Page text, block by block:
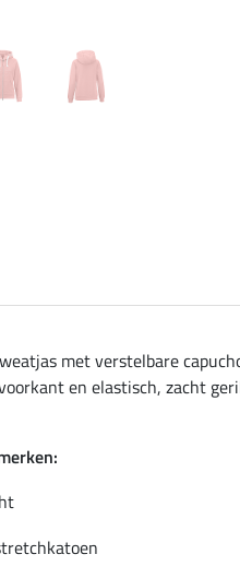
met verstelbare
en elastisch, zacht